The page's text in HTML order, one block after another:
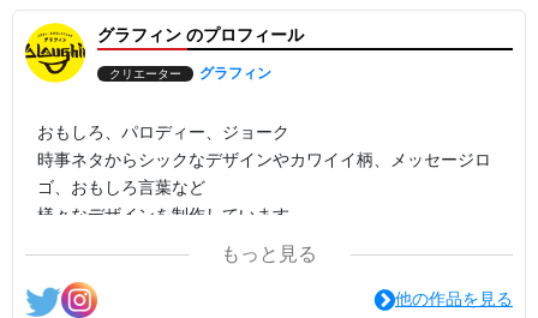
グラフィン のプロフィール
クリエーター グラフィン
おもしろ、パロディー、ジョーク
時事ネタからシックなデザインやカワイイ柄、メッセージロ
ゴ、おもしろ言葉など
様々なデザインを制作しています。
もっと見る
他の作品を見る